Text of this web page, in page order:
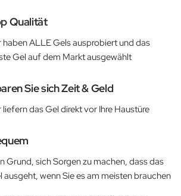
Qualität
haben ALLE Gels ausprobiert und das
Gel auf dem Markt ausgewählt
Sie sich Zeit & Geld
liefern das Gel direkt vor Ihre Haustüre
Grund, sich Sorgen zu machen, dass das
ausgeht, wenn Sie es am meisten brauchen